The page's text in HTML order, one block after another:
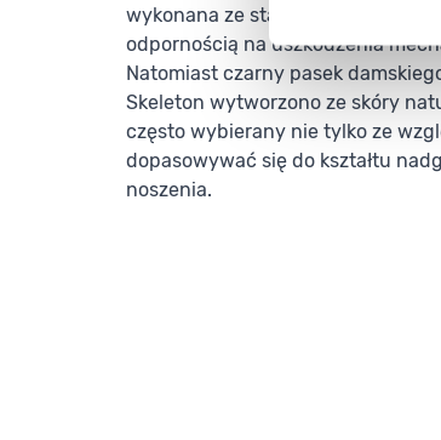
wykonana ze stali szlachetnej
odpornością na uszkodzenia
Natomiast czarny pasek
Skeleton wytworzono ze skóry
często wybierany nie tylko ze
dopasowywać się do kształtu
noszenia.